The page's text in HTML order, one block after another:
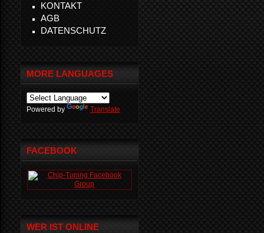
KONTAKT
AGB
DATENSCHUTZ
MORE LANGUAGES
Powered by Translate
FACEBOOK
WER IST ONLINE